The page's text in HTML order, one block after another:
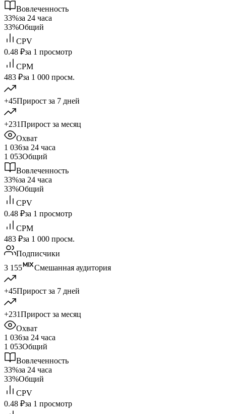
Вовлеченность
33%за 24 часа
33%Общий
CPV
0.48 ₽за 1 просмотр
CPM
483 ₽за 1 000 просм.
+45Прирост за 7 дней
+231Прирост за месяц
Охват
1 036за 24 часа
1 053Общий
Вовлеченность
33%за 24 часа
33%Общий
CPV
0.48 ₽за 1 просмотр
CPM
483 ₽за 1 000 просм.
Подписчики
3 155
Смешанная аудитория
+45Прирост за 7 дней
+231Прирост за месяц
Охват
1 036за 24 часа
1 053Общий
Вовлеченность
33%за 24 часа
33%Общий
CPV
0.48 ₽за 1 просмотр